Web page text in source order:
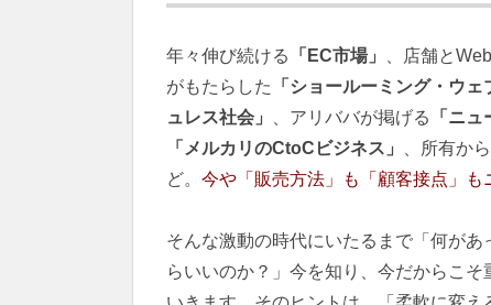
年々伸び続ける 「EC市場」 、店舗と
がもたらした
「ショールーミング・ウェ
ュレス社会」
、アリババが掲げる 「ニ
「メルカリのCtoCビジネス」
、所有か
ど。 今や「販売方法」も「顧客接点」
そんな激動の時代にいたるまで「何が
らいいのか？」今を知り、今だからこ